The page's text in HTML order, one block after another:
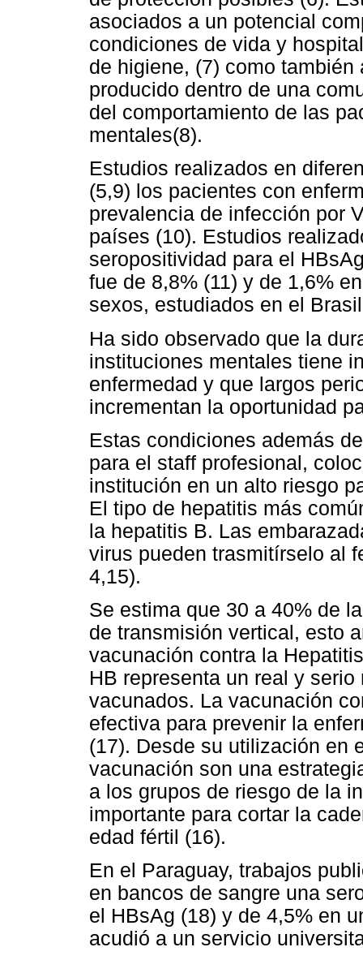
asociados a un potencial
condiciones de vida y
de higiene, (7) como
producido dentro de una
del comportamiento de las
mentales(8).
Estudios realizados en
(5,9) los pacientes con
prevalencia de infección por
países (10). Estudios
seropositividad para el
fue de 8,8% (11) y de 1,6%
sexos, estudiados en el
Ha sido observado que la
instituciones mentales tiene
enfermedad y que largos
incrementan la oportunidad
Estas condiciones además
para el staff profesional,
institución en un alto riesgo
El tipo de hepatitis más
la hepatitis B. Las
virus pueden trasmitírselo al
4,15).
Se estima que 30 a 40% de
de transmisión vertical, esto
vacunación contra la
HB representa un real y
vacunados. La vacunación
efectiva para prevenir la
(17). Desde su utilización en
vacunación son una
a los grupos de riesgo de la
importante para cortar la
edad fértil (16).
En el Paraguay, trabajos
en bancos de sangre una
el HBsAg (18) y de 4,5% en
acudió a un servicio